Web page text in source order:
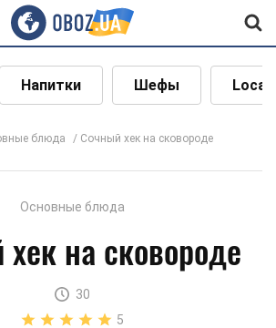
Напитки Шефы Local
блюда Сочный хек на сковороде
Основные блюда
на сковороде
30
5